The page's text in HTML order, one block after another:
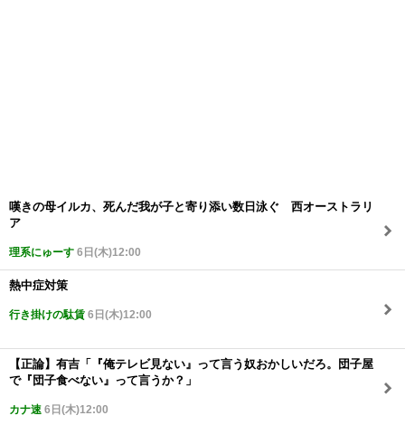
嘆きの母イルカ、死んだ我が子と寄り添い数日泳ぐ 西オーストラリ
ア
理系にゅーす 6日(木)12:00
熱中症対策
行き掛けの駄賃 6日(木)12:00
【正論】有吉「『俺テレビ見ない』って言う奴おかしいだろ。団子屋
で『団子食べない』って言うか？」
カナ速 6日(木)12:00